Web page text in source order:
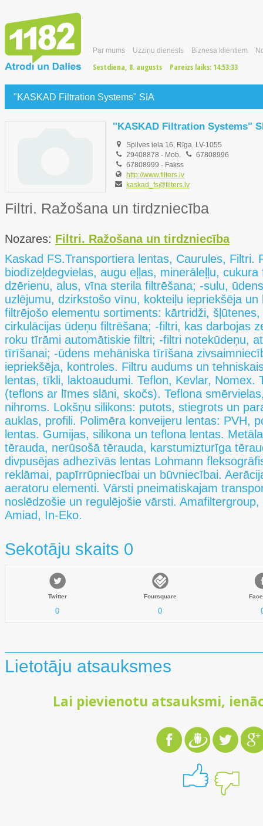
Par mums Uzziņu dienests Biznesa klientiem
Sestdiena, 8. augusts Pareizs laiks: 14:53:34
"KASKAD Filtration Systems" SIA
"KASKAD Filtration Systems"
Spilves iela 16, Rīga, LV-1055
29408878 - Mob.
67808996
67808999 - Fakss
http://www.filters.lv
kaskad_fs@filters.lv
Filtri. Ražošana un tirdzniecība
Nozares: Filtri. Ražošana un tirdzniecība
Kaskad FS.Transportiera lentas, Caurules, Filtri.
biodīzeļdegvielas, augu eļļas, minerāleļļu,
dzērienu, alus, vīna sterila filtrēšana; -sulu,
uzlējumu, dzirkstošo vīnu, kokteiļu iepriekšēja
filtrējošo elementu sortiments: kārtridži,
cirkulācijas ūdeņu filtrēšana; -filtri, kas darbojas
roku tīrāmi automātiskie filtri; -filtri notekūdeņu,
tīrīšanai; -ūdens mehāniska tīrīšana
iepriekšēja, kontroles. Filtru audums un
lentas, tīkli, laktoaudumi. Teflon, Kevlar, Nomex.
(teflons ar līmes slāni, skočs). Teflona
nihroms. Lokšņu silikons: putots, stiegrots un
auklas, profili. Polimēra konveijeru lentas: PVH,
lentas. Gumijas, silikona un teflona lentas.
tērauda, nerūsošā tērauda, karstumizturīga
divpusējas adhezīvās lentas Lohmann
reklāmai, papīrrūpniecībai un būvniecībai.
aeratoru elementi. Vārsti pneimatiskajam
noslēdzošie un regulējošie vārsti.
Amiad, In-Eko.
Sekotāju skaits 0
Twitter
0
Foursquare
0
Lietotāju atsauksmes
Lai pievienotu atsauksmi,